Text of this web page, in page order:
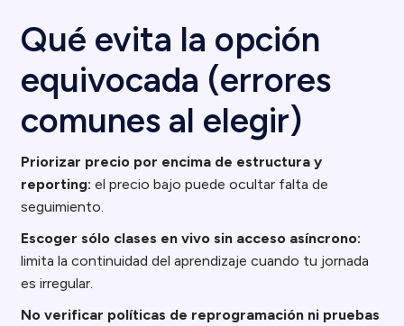
Qué evita la opción
equivocada (errores
comunes al elegir)
Priorizar precio por encima de estructura y
reporting: el precio bajo puede ocultar falta de
seguimiento.
Escoger sólo clases en vivo sin acceso asíncrono:
limita la continuidad del aprendizaje cuando tu jornada
es irregular.
No verificar políticas de reprogramación ni pruebas